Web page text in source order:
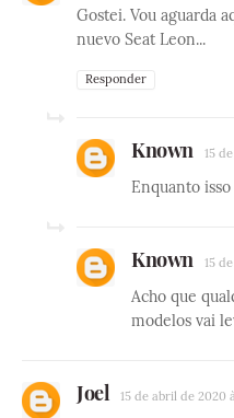
Gostei. Vou aguarda
nuevo Seat Leon...
Responder
Known 15
Enquanto
Known 15
Acho que
modelos vai
Joel 15 de abril de 2020